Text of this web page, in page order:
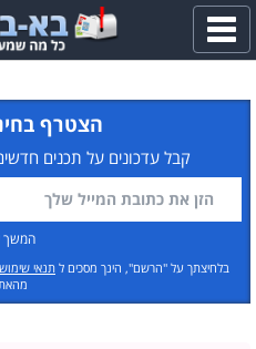
פתח
תפריט
הצטרף
קבל עדכונים על תכנים
המשך
בלחיצתך על "הרשם", הינך מסכים ל תנאי שימוש